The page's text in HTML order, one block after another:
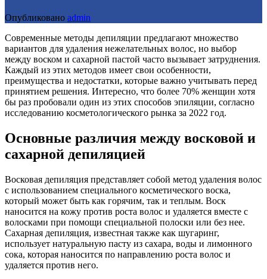
Опубликовано admin
Современные методы депиляции предлагают множество
вариантов для удаления нежелательных волос, но выбор
между воском и сахарной пастой часто вызывает затруднения.
Каждый из этих методов имеет свои особенности,
преимущества и недостатки, которые важно учитывать перед
принятием решения. Интересно, что более 70% женщин хотя
бы раз пробовали один из этих способов эпиляции, согласно
исследованию косметологического рынка за 2022 год.
Основные различия между восковой и
сахарной депиляцией
Восковая депиляция представляет собой метод удаления волос
с использованием специального косметического воска,
который может быть как горячим, так и теплым. Воск
наносится на кожу против роста волос и удаляется вместе с
волосками при помощи специальной полоски или без нее.
Сахарная депиляция, известная также как шугаринг,
использует натуральную пасту из сахара, воды и лимонного
сока, которая наносится по направлению роста волос и
удаляется против него.